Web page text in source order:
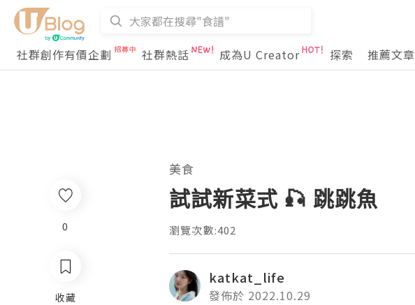
社群創作有價企劃 社群熱話 成為U Creator 探索 推薦文章
0
收藏
美食
試試新菜式 🎣 跳跳魚
瀏覽次數:402
katkat_life
發佈於 2022.10.29